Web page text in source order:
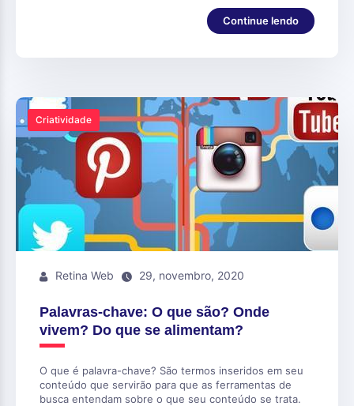
Continue lendo
Criatividade
Retina Web 29, novembro, 2020
Palavras-chave: O que são? Onde
vivem? Do que se alimentam?
O que é palavra-chave? São termos inseridos em seu
conteúdo que servirão para que as ferramentas de
busca entendam sobre o que seu conteúdo se trata.